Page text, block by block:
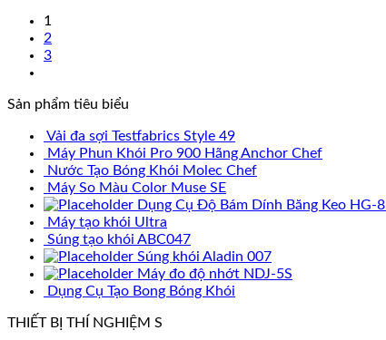
1
2
3
Sản phẩm tiêu biểu
Vải đa sợi Testfabrics Style 49
Máy Phun Khói Pro 900 Hãng Anchor Chef
Nước Tạo Bóng Khói Molec Chef
Máy So Màu Color Muse SE
Dụng Cụ Độ Bám Dính Băng Keo HG-
Máy tạo khói Ultra
Súng tạo khói ABC047
Súng khói Aladin 007
Máy đo độ nhớt NDJ-5S
Dụng Cụ Tạo Bong Bóng Khói
THIẾT BỊ THÍ NGHIỆM S